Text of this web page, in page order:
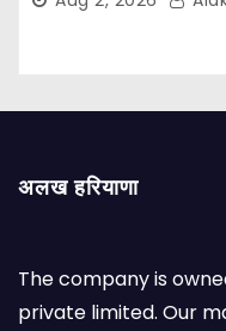
अलख हरियाणा
The company is
private limited. Our